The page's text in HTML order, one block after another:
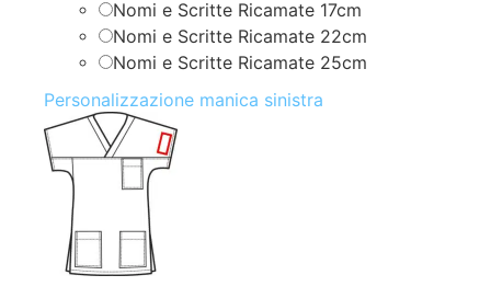
Nomi e Scritte Ricamate 17cm
Nomi e Scritte Ricamate 22cm
Nomi e Scritte Ricamate 25cm
Personalizzazione manica sinistra